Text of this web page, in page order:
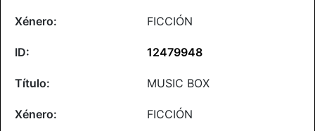
FICCIÓN
12479948
MUSIC BOX
FICCIÓN